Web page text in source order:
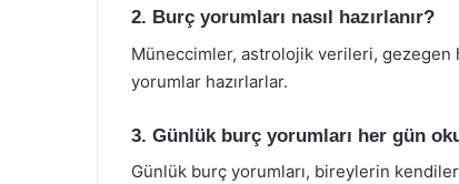
2. Burç yorumları nasıl hazırlanır?
Müneccimler, astrolojik verileri,
yorumlar hazırlarlar.
3. Günlük burç yorumları her gün
Günlük burç yorumları, bireylerin